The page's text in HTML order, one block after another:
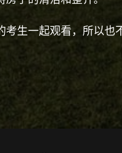
考生一起观看，所以也